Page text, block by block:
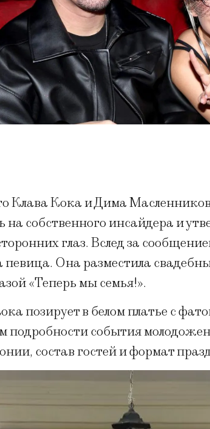
Клава Кока и Дима
на собственного инсайдера и
глаз. Вслед за
певица. Она разместила
«Теперь мы семья!».
позирует в белом платье с
подробности события
состав гостей и формат